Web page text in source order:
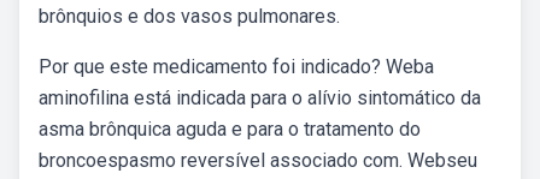
brônquios e dos vasos pulmonares.
Por que este medicamento foi indicado? Weba
aminofilina está indicada para o alívio sintomático da
asma brônquica aguda e para o tratamento do
broncoespasmo reversível associado com. Webseu